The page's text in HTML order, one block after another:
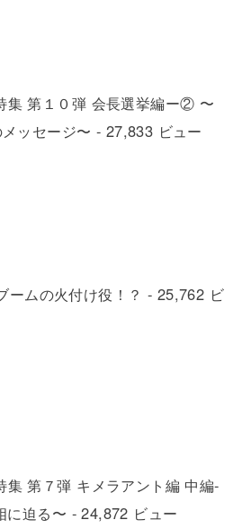
集 第１０弾 会長選挙編ー② 〜
ッセージ〜 - 27,833 ビュー
ームの火付け役！？ - 25,762 ビ
第７弾 キメラアント編 中編-
迫る〜 - 24,872 ビュー